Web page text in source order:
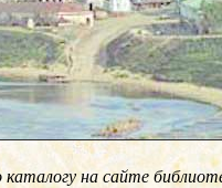
каталогу на сайте